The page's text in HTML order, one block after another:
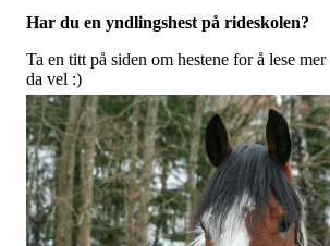
Har du en yndlingshest på rideskolen?
Ta en titt på siden om hestene for å lese
da vel :)